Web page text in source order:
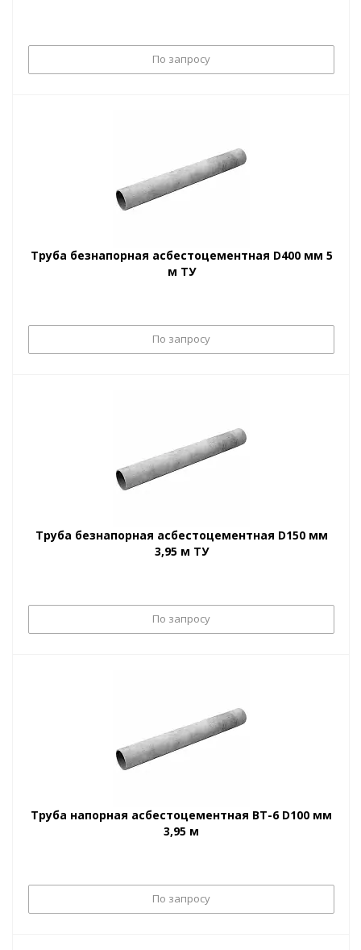
По запросу
Труба безнапорная асбестоцементная D400 мм 5
м ТУ
По запросу
Труба безнапорная асбестоцементная D150 мм
3,95 м ТУ
По запросу
Труба напорная асбестоцементная ВТ-6 D100 мм
3,95 м
По запросу